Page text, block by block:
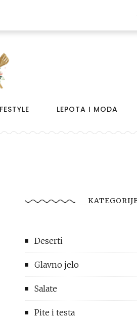
LEPOTA I MODA
Deserti
Glavno jelo
Salate
Pite i testa